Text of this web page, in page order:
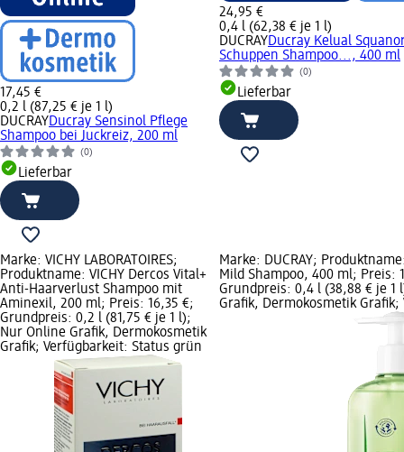
17,45 €
0,2 l (87,25 € je 1 l)
DUCRAYDucray Sensinol Pflege
Shampoo bei Juckreiz, 200 ml
(0)
Lieferbar
24,95 €
0,4 l (62,38 € je 1 l)
DUCRAYDucray Kelual
Schuppen Shampoo..., 400 ml
(0)
Lieferbar
Marke: VICHY LABORATOIRES;
Produktname: VICHY Dercos Vital+
Anti-Haarverlust Shampoo mit
Aminexil, 200 ml; Preis: 16,35 €;
Grundpreis: 0,2 l (81,75 € je 1 l);
Nur Online Grafik, Dermokosmetik
Grafik; Verfügbarkeit: Status grün
Marke: DUCRAY;
Mild Shampoo, 400 ml; Preis:
Grundpreis: 0,4 l (38,88 € je 1
Grafik, Dermokosmetik